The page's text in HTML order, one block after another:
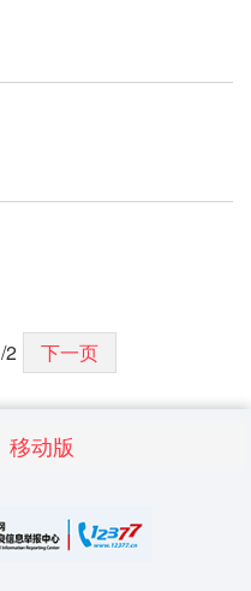
/2 下一页
移动版